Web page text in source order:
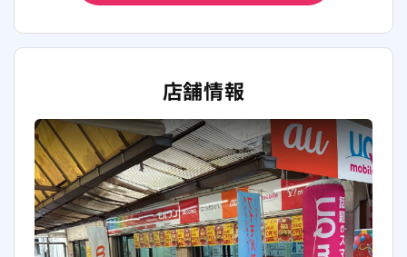
店舗情報